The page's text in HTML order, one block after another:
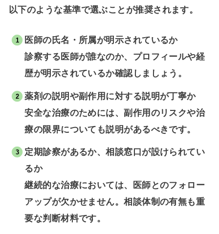
以下のような基準で選ぶことが推奨されます。
医師の氏名・所属が明示されているか
診察する医師が誰なのか、プロフィールや経
歴が明示されているか確認しましょう。
薬剤の説明や副作用に対する説明が丁寧か
安全な治療のためには、副作用のリスクや治
療の限界についても説明があるべきです。
定期診察があるか、相談窓口が設けられてい
るか
継続的な治療においては、医師とのフォロー
アップが欠かせません。相談体制の有無も重
要な判断材料です。